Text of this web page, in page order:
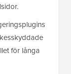
för långa